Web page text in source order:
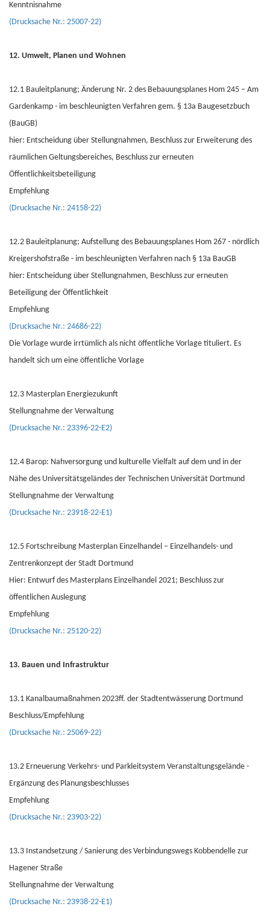
Kenntnisnahme
(Drucksache Nr.: 25007-22)
12. Umwelt, Planen und Wohnen
12.1 Bauleitplanung; Änderung Nr. 2 des Bebauungsplanes Hom 245 – Am
Gardenkamp - im beschleunigten Verfahren gem. § 13a Baugesetzbuch
(BauGB)
hier: Entscheidung über Stellungnahmen, Beschluss zur Erweiterung des
räumlichen Geltungsbereiches, Beschluss zur erneuten
Öffentlichkeitsbeteiligung
Empfehlung
(Drucksache Nr.: 24158-22)
12.2 Bauleitplanung; Aufstellung des Bebauungsplanes Hom 267 - nördlich
Kreigershofstraße - im beschleunigten Verfahren nach § 13a BauGB
hier: Entscheidung über Stellungnahmen, Beschluss zur erneuten
Beteiligung der Öffentlichkeit
Empfehlung
(Drucksache Nr.: 24686-22)
Die Vorlage wurde irrtümlich als nicht öffentliche Vorlage tituliert. Es
handelt sich um eine öffentliche Vorlage
12.3 Masterplan Energiezukunft
Stellungnahme der Verwaltung
(Drucksache Nr.: 23396-22-E2)
12.4 Barop: Nahversorgung und kulturelle Vielfalt auf dem und in der
Nähe des Universitätsgeländes der Technischen Universität Dortmund
Stellungnahme der Verwaltung
(Drucksache Nr.: 23918-22-E1)
12.5 Fortschreibung Masterplan Einzelhandel – Einzelhandels- und
Zentrenkonzept der Stadt Dortmund
Hier: Entwurf des Masterplans Einzelhandel 2021; Beschluss zur
öffentlichen Auslegung
Empfehlung
(Drucksache Nr.: 25120-22)
13. Bauen und Infrastruktur
13.1 Kanalbaumaßnahmen 2023ff. der Stadtentwässerung Dortmund
Beschluss/Empfehlung
(Drucksache Nr.: 25069-22)
13.2 Erneuerung Verkehrs- und Parkleitsystem Veranstaltungsgelände -
Ergänzung des Planungsbeschlusses
Empfehlung
(Drucksache Nr.: 23903-22)
13.3 Instandsetzung / Sanierung des Verbindungswegs Kobbendelle zur
Hagener Straße
Stellungnahme der Verwaltung
(Drucksache Nr.: 23938-22-E1)